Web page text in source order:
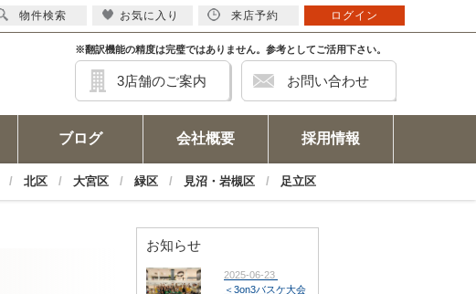
※翻訳機能の精度は完璧ではありません。参考としてご活用下さい。
3店舗のご案内 お問い合わせ
ブログ 会社概要 採用情報
北区 大宮区 緑区 見沼・岩槻区 足立区
お知らせ
物件検索 お気に入り 来店予約 ログイン